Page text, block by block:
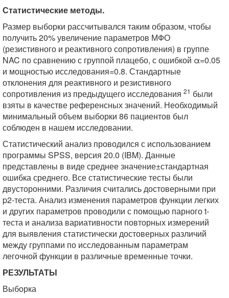
Статистические методы.
Размер выборки рассчитывался таким образом, чтобы
получить 20% увеличение параметров МФО
(резистивного и реактивного сопротивления) в группе
NAC по сравнению с группой плацебо, с ошибкой α=0.05
и мощностью исследования=0.8. Стандартные
отклонения для реактивного и резистивного
сопротивления из предыдущего исследования 21 были
взяты в качестве референсных значений. Необходимый
минимальный объем выборки 86 пациентов был
соблюден в нашем исследовании.
Статистический анализ проводился с использованием
программы SPSS, версия 20.0 (IBM). Данные
представлены в виде среднее значение±стандартная
ошибка среднего. Все статистические тесты были
двусторонними. Различия считались достоверными при
p2-теста. Анализ изменения параметров функции легких
и других параметров проводили с помощью парного t-
теста и анализа вариативности повторных измерений
для выявления статистически достоверных различий
между группами по исследованным параметрам
легочной функции в различные временные точки.
РЕЗУЛЬТАТЫ
Выборка